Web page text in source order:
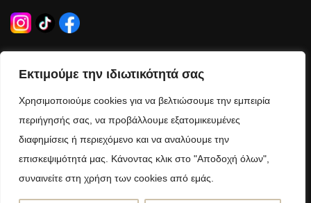
Εκτιμούμε την ιδιωτικότητά σας
Χρησιμοποιούμε cookies για να βελτιώσουμε την εμπειρία
περιήγησής σας, να προβάλλουμε εξατομικευμένες
διαφημίσεις ή περιεχόμενο και να αναλύουμε την
επισκεψιμότητά μας. Κάνοντας κλικ στο "Αποδοχή όλων",
συναινείτε στη χρήση των cookies από εμάς.
Δευτέρα – Τρίτη – Πέμπτη – Παρασκευή:
09:00 – 21:00
Τετάρτη – Σάββατο:
09:00 – 15:00